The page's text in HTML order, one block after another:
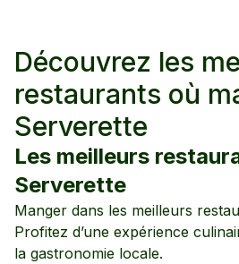
Découvrez les
restaurants où
Serverette
Les meilleurs
Serverette
Manger dans les meilleurs
Profitez d’une expérience
la gastronomie locale.